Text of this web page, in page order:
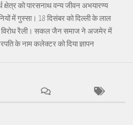
को पारसनाथ वन्य जीवन अभयारण्य
में गुस्सा। 18 दिसंबर को दिल्ली के लाल
विरोध रैली। सकल जैन समाज ने अजमेर में
के नाम कलेक्टर को दिया ज्ञापन